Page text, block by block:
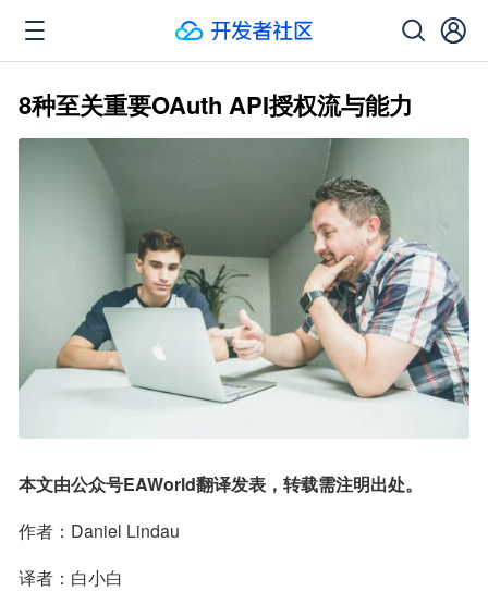
8种至关重要OAuth API授权流与能力
本文由公众号EAWorld翻译发表，转载需注明出处。
作者：Daniel Lindau
译者：白小白